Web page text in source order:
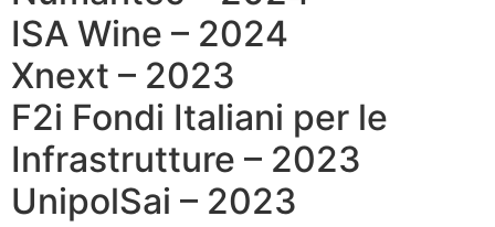
ISA Wine – 2024
Xnext – 2023
F2i Fondi Italiani per le
Infrastrutture – 2023
UnipolSai – 2023